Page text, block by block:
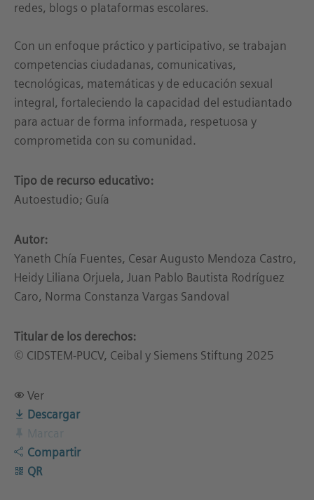
redes, blogs o plataformas escolares.
Con un enfoque práctico y participativo, se trabajan
competencias ciudadanas, comunicativas,
tecnológicas, matemáticas y de educación sexual
integral, fortaleciendo la capacidad del estudiantado
para actuar de forma informada, respetuosa y
comprometida con su comunidad.
Tipo de recurso educativo:
Autoestudio; Guía
Autor:
Yaneth Chía Fuentes, Cesar Augusto Mendoza Castro,
Heidy Liliana Orjuela, Juan Pablo Bautista Rodríguez
Caro, Norma Constanza Vargas Sandoval
Titular de los derechos:
© CIDSTEM-PUCV, Ceibal y Siemens Stiftung 2025
Ver
Descargar
Compartir
QR